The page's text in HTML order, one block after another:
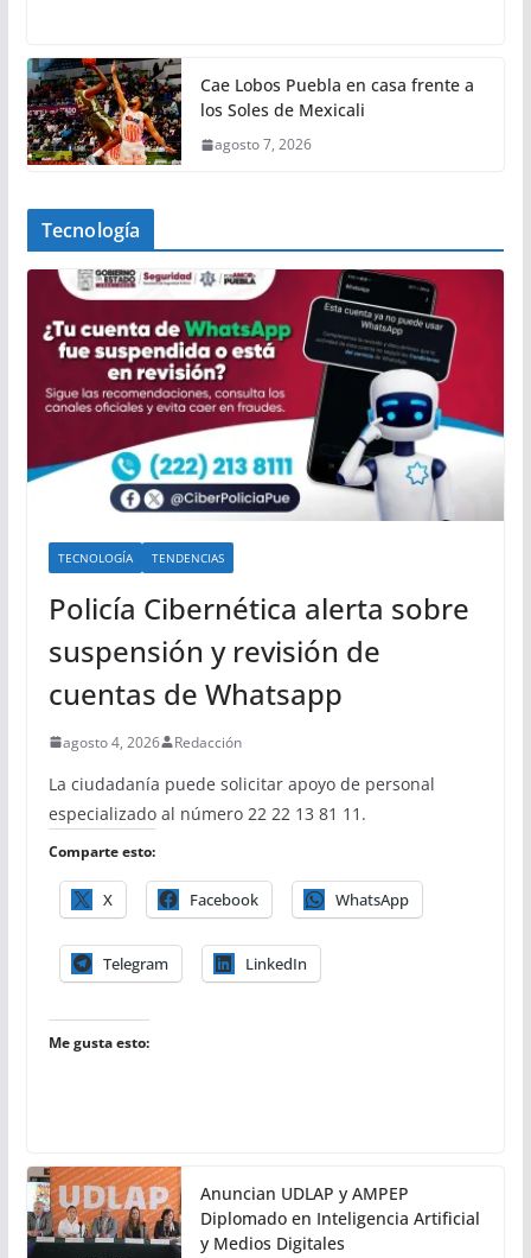
Cae Lobos Puebla en casa frente a
los Soles de Mexicali
agosto 7, 2026
Tecnología
TECNOLOGÍA TENDENCIAS
Policía Cibernética alerta sobre
suspensión y revisión de
cuentas de Whatsapp
agosto 4, 2026 Redacción
La ciudadanía puede solicitar apoyo de personal
especializado al número 22 22 13 81 11.
Comparte esto:
X Facebook WhatsApp
Telegram LinkedIn
Me gusta esto:
Anuncian UDLAP y AMPEP
Diplomado en Inteligencia Artificial
y Medios Digitales